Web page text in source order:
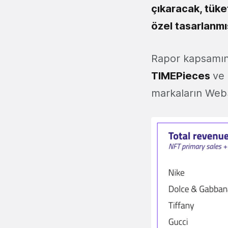
çıkaracak,
özel
Rapor
TIMEPieces ve
markaların